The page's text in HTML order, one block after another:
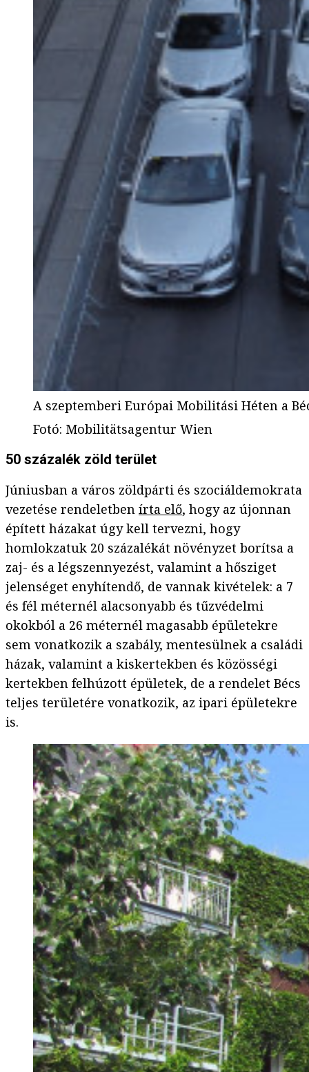
A szeptemberi Európai Mobilitási Héten a
Fotó: Mobilitätsagentur Wien
50 százalék zöld terület
Júniusban a város zöldpárti és szociáldemokrata
vezetése rendeletben írta elő, hogy az újonnan
épített házakat úgy kell tervezni, hogy
homlokzatuk 20 százalékát növényzet borítsa a
zaj- és a légszennyezést, valamint a hősziget
jelenséget enyhítendő, de vannak kivételek: a 7
és fél méternél alacsonyabb és tűzvédelmi
okokból a 26 méternél magasabb épületekre
sem vonatkozik a szabály, mentesülnek a családi
házak, valamint a kiskertekben és közösségi
kertekben felhúzott épületek, de a rendelet Bécs
teljes területére vonatkozik, az ipari épületekre
is.